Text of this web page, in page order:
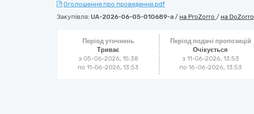
Оголошення про проведення.pdf
Закупівля: UA-2026-06-05-010689-a / на ProZorro / на DoZorro
Період уточнень
Триває
з 05-06-2026, 15:38
по 11-06-2026, 13:53
Період подачі пропозицій
Очікується
з 11-06-2026, 13:53
по 16-06-2026, 13:53